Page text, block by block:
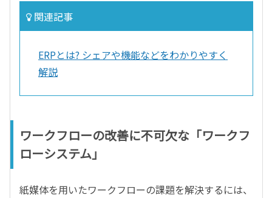
関連記事
ERPとは? シェアや機能などをわかりやすく
解説
ワークフローの改善に不可欠な「ワークフ
ローシステム」
紙媒体を用いたワークフローの課題を解決するには、